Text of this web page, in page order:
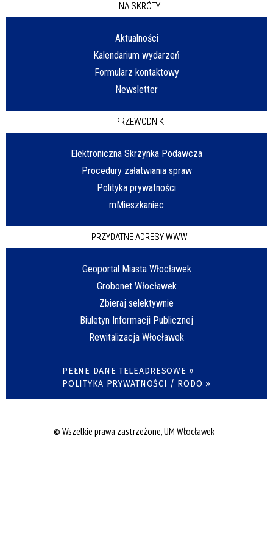
NA SKRÓTY
Aktualności
Kalendarium wydarzeń
Formularz kontaktowy
Newsletter
PRZEWODNIK
Elektroniczna Skrzynka Podawcza
Procedury załatwiania spraw
Polityka prywatności
mMieszkaniec
PRZYDATNE ADRESY WWW
Geoportal Miasta Włocławek
Grobonet Włocławek
Zbieraj selektywnie
Biuletyn Informacji Publicznej
Rewitalizacja Włocławek
PEŁNE DANE TELEADRESOWE »
POLITYKA PRYWATNOŚCI / RODO »
© Wszelkie prawa zastrzeżone, UM Włocławek